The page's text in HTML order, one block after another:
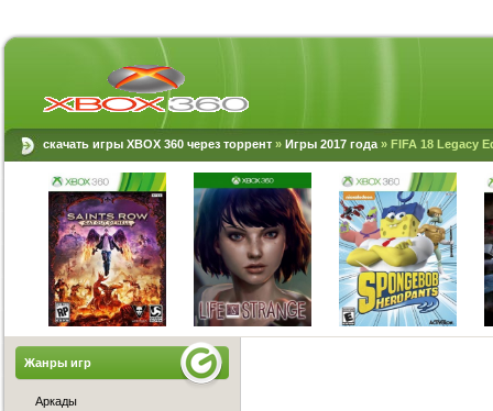
скачать игры XBOX 360 через торрент » Игры 2017 года » FIFA 18 Legacy
Жанры игр
Аркады